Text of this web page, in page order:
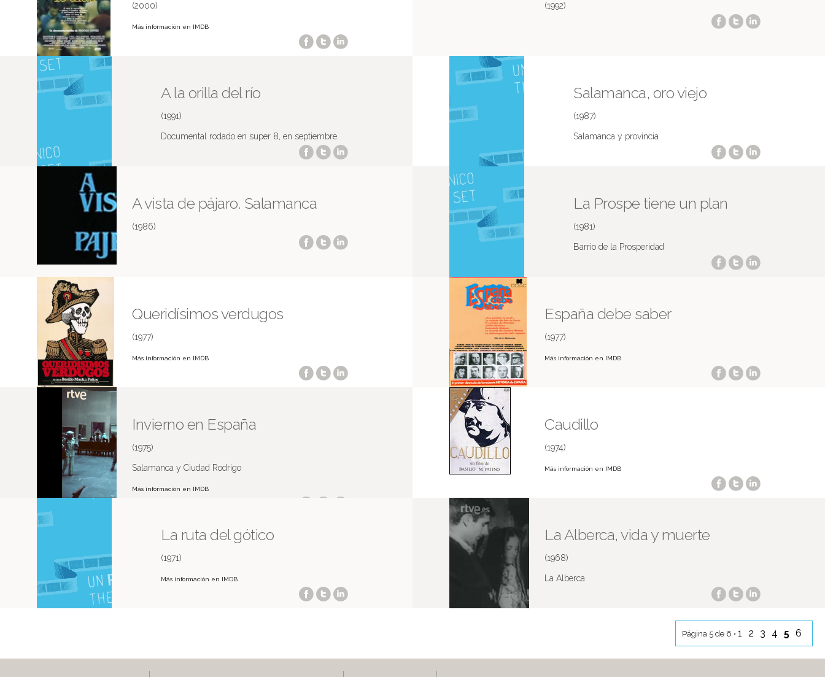
(2000)
Más información en IMDB
(1992)
A la orilla del río
(1991)
Documental rodado en super 8, en septiembre.
Salamanca, oro viejo
(1987)
Salamanca y provincia
A vista de pájaro. Salamanca
(1986)
La Prospe tiene un plan
(1981)
Barrio de la Prosperidad
Queridísimos verdugos
(1977)
Más información en IMDB
España debe saber
(1977)
Más información en IMDB
Invierno en España
(1975)
Salamanca y Ciudad Rodrigo
Más información en IMDB
Caudillo
(1974)
Más información en IMDB
La ruta del gótico
(1971)
Más información en IMDB
La Alberca, vida y muerte
(1968)
La Alberca
Página 5 de 6 • 1 2 3 4 5 6